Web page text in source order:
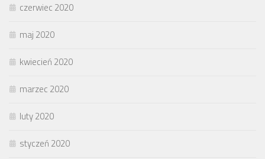
czerwiec 2020
maj 2020
kwiecień 2020
marzec 2020
luty 2020
styczeń 2020